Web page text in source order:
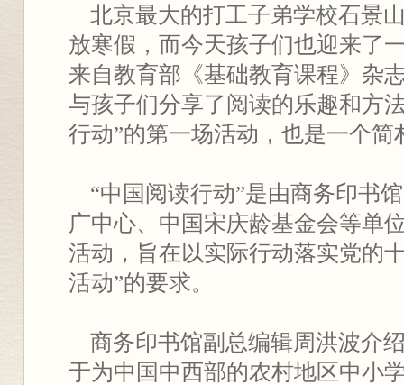
北京最大的打工子弟学校石景
放寒假，而今天孩子们也迎来
来自教育部《基础教育课程》杂
与孩子们分享了阅读的乐趣和方
行动”的第一场活动，也是一个简
“中国阅读行动”是由商务印书
广中心、中国宋庆龄基金会等单
活动，旨在以实际行动落实党的
活动”的要求。
商务印书馆副总编辑周洪波介
于为中国中西部的农村地区中小